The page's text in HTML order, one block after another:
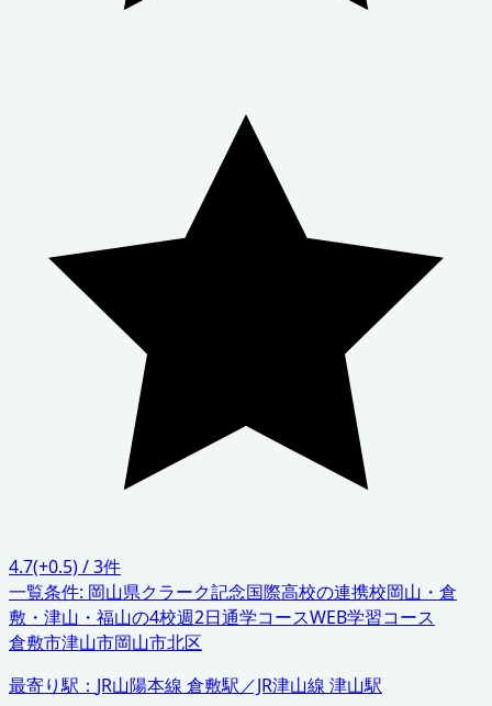
4.7(+0.5)/3件
一覧条件: 岡山県クラーク記念国際高校の連携校岡山・倉
敷・津山・福山の4校週2日通学コースWEB学習コース
倉敷市津山市岡山市北区
最寄り駅： JR山陽本線 倉敷駅／JR津山線 津山駅